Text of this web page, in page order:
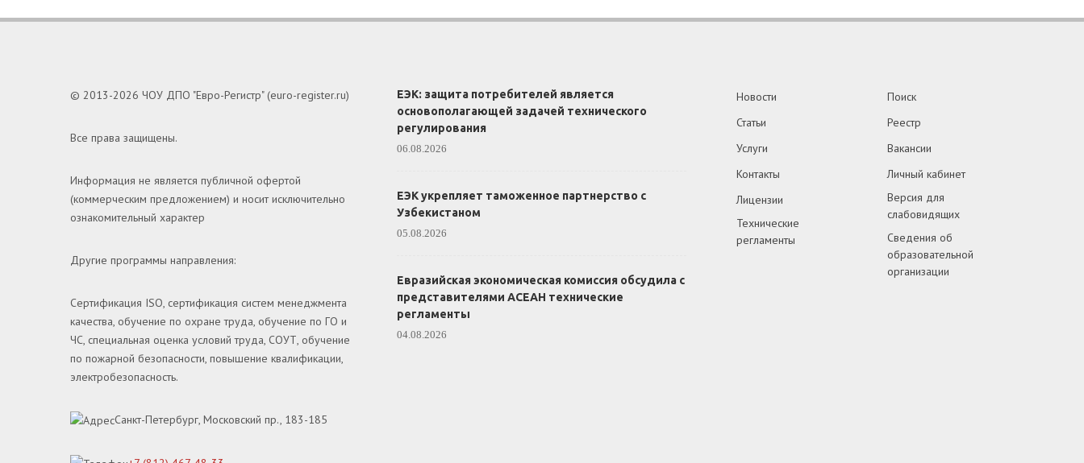
© 2013-2026 ЧОУ ДПО "Евро-Регистр" (euro-register.ru)
Все права защищены.
Информация не является публичной офертой
(коммерческим предложением) и носит исключительно
ознакомительный характер
Другие программы направления:
Сертификация ISO, сертификация систем менеджмента
качества, обучение по охране труда, обучение по ГО и
ЧС, специальная оценка условий труда, СОУТ, обучение
по пожарной безопасности, повышение квалификации,
электробезопасность.
Санкт-Петербург, Московский пр., 183-185
ЕЭК: защита потребителей является
основополагающей задачей технического
регулирования
06.08.2026
ЕЭК укрепляет таможенное партнерство с
Узбекистаном
05.08.2026
Евразийская экономическая комиссия обсудила с
представителями АСЕАН технические
регламенты
04.08.2026
Новости
Статьи
Услуги
Контакты
Лицензии
Технические
регламенты
Поиск
Реестр
Вакансии
Личный кабинет
Версия для
слабовидящих
Сведения об
образовательной
организации